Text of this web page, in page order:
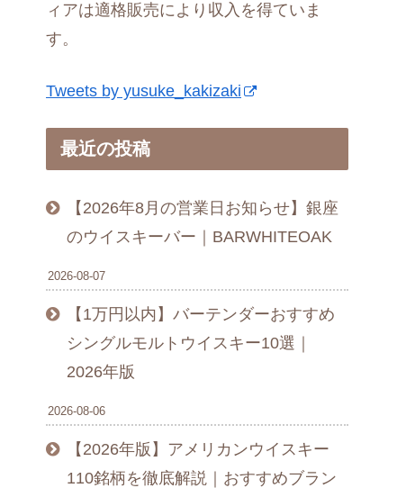
ィアは適格販売により収入を得ていま
す。
Tweets by yusuke_kakizaki
最近の投稿
【2026年8月の営業日お知らせ】銀座
のウイスキーバー｜BARWHITEOAK
2026-08-07
【1万円以内】バーテンダーおすすめ
シングルモルトウイスキー10選｜
2026年版
2026-08-06
【2026年版】アメリカンウイスキー
110銘柄を徹底解説｜おすすめブラン